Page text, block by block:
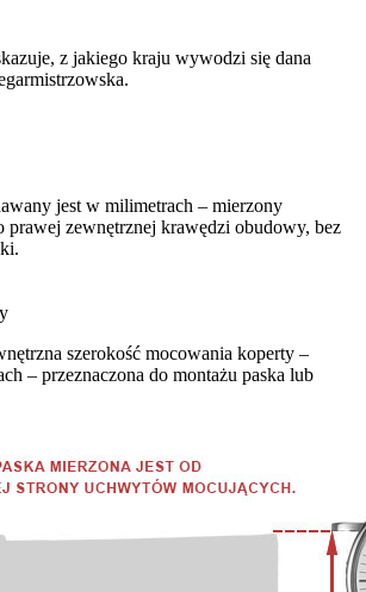
z jakiego kraju wywodzi się dana
jest w milimetrach – mierzony
prawej zewnętrznej krawędzi obudowy, bez
szerokość mocowania koperty –
– przeznaczona do montażu paska lub